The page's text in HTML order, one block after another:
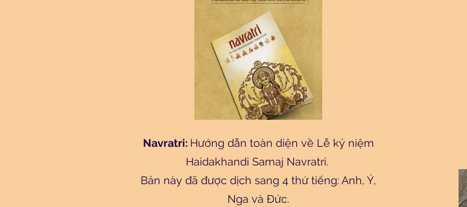
Navratri: Hướng dẫn toàn diện về Lễ kỷ niệm
Haidakhandi Samaj Navratri.
Bản này đã được dịch sang 4 thứ tiếng: Anh, Ý,
Nga và Đức.